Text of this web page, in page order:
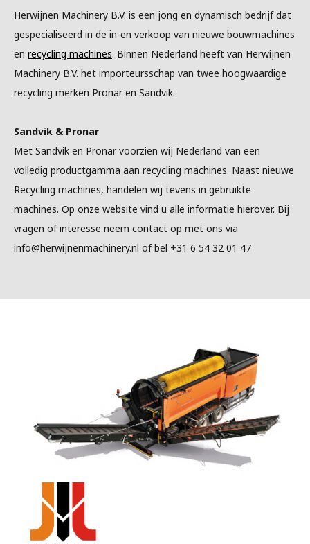
Herwijnen Machinery B.V. is een jong en dynamisch bedrijf dat
gespecialiseerd in de in-en verkoop van nieuwe bouwmachines
en recycling machines. Binnen Nederland heeft van Herwijnen
Machinery B.V. het importeursschap van twee hoogwaardige
recycling merken Pronar en Sandvik.
Sandvik & Pronar
Met Sandvik en Pronar voorzien wij Nederland van een
volledig productgamma aan recycling machines. Naast nieuwe
Recycling machines, handelen wij tevens in gebruikte
machines. Op onze website vind u alle informatie hierover. Bij
vragen of interesse neem contact op met ons via
info@herwijnenmachinery.nl of bel +31 6 54 32 01 47